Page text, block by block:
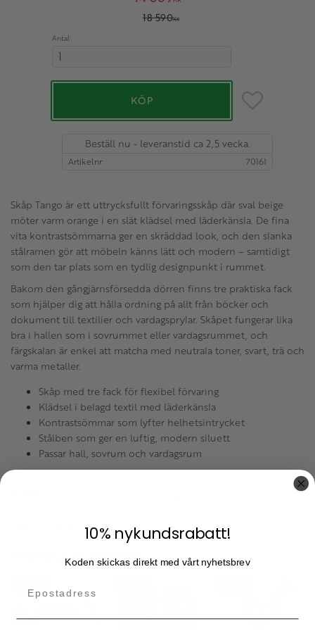
Ordinarie pris:
18 590KR
Antal
KÖP Lägg till i
Beställ nu - leveranstid ca 2,5 vecka.
Artikelnr 70161
Skåp Tango är ett uttrycksfullt förvaringsskåp där sval beige
möter varm orange i en slät klädsel med läderkänsla. De fina
vita kontrastsömmarna ger en skräddad look, och den slanka
stålramen gör att möbeln känns lätt och modern – samtidigt
som den tar plats som en tydlig designpunkt i rummet.
Bakom den gångjärnsförsedda dörren finns tre praktiska fack
som hjälper dig att hålla ordning på allt från böcker och
dokument till textilier och vardagsprylar. Skåpet fungerar lika
bra i hallen som i sovrummet eller vardagsrummet, och
färgskalan är enkel att matcha med neutrala toner, svart, trä och
varma metaller.
Skåp med tre fack för flexibel förvaring
Klädsel i belagd textil med läderkänsla
Kontrastsömmar som lyfter helhetsintrycket
Stålben som ger en luftig, modern siluett
Passar hall, sovrum och vardagsrum
MDF med belagd yta, belagd textil (polyuretan), ben i
PERFECT PARTNERS
10% nykundsrabatt!
Koden skickas direkt med vårt nyhetsbrev